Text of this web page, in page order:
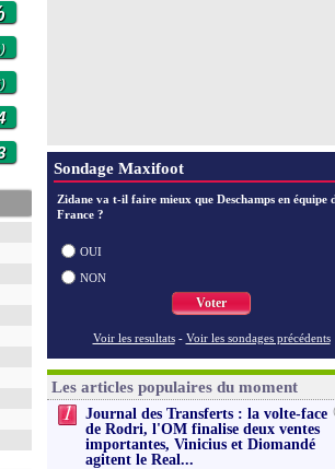
Sondage Maxifoot
Zidane va t-il faire mieux que Deschamps en équipe
France ?
OUI
NON
Voter
Voir les resultats - Voir les sondages précédents
Les articles populaires du moment
1
Journal des Transferts : la volte-face
de Rodri, l'OM finalise deux ventes
importantes, Vinicius et Diomandé
agitent le Real...